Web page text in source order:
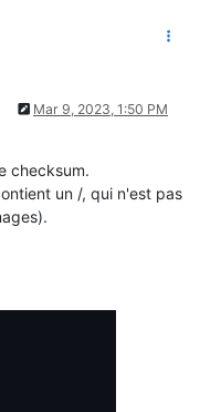
Mar 9, 2023, 1:50 PM
checksum.
un /, qui n'est pas